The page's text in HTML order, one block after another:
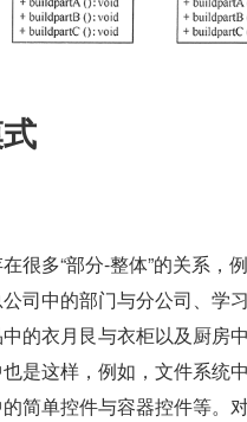
很多“部分-整体”的关系，
司中的部门与分公司、学
的衣月艮与衣柜以及厨房
是这样，例如，文件系统
简单控件与容器控件等。